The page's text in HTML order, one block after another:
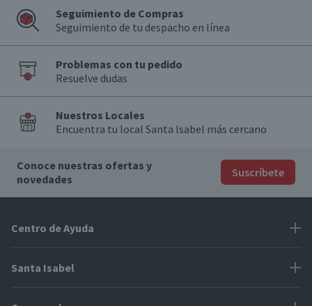
Seguimiento de Compras
Seguimiento de tu despacho en línea
Problemas con tu pedido
Resuelve dudas
Nuestros Locales
Encuentra tu local Santa Isabel más cercano
Conoce nuestras ofertas y
novedades
Suscríbete
Centro de Ayuda
Problemas con tu pedido
Santa Isabel